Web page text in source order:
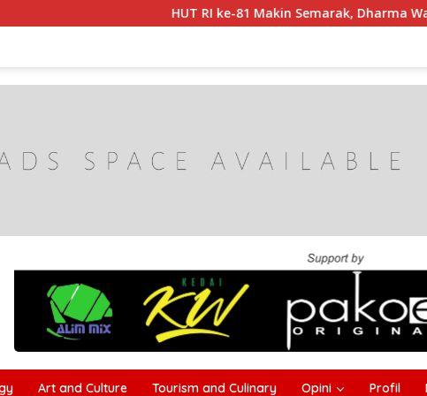
HUT RI ke-81 Makin Semarak, Dharma Wanita
Art and Culture Tourism and Culinary Opini Profil